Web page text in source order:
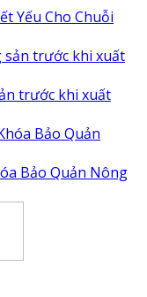
Yếu Cho Chuỗi
trước khi xuất
Bảo Quản Nông